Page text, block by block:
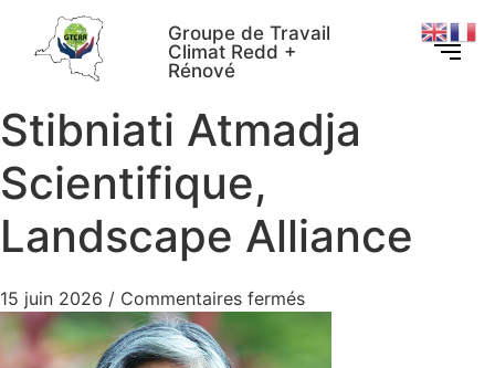
Groupe de Travail
Climat Redd +
Rénové
Stibniati Atmadja
Scientifique,
Landscape Alliance
15 juin 2026 / Commentaires fermés